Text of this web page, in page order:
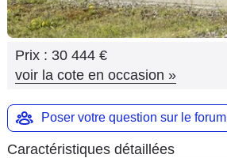
Moto
Marques
Prix : 30 444 €
voir la cote en occasion »
Poser votre question sur le forum
Caractéristiques détaillées